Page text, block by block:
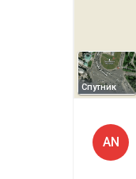
Спутник
AN